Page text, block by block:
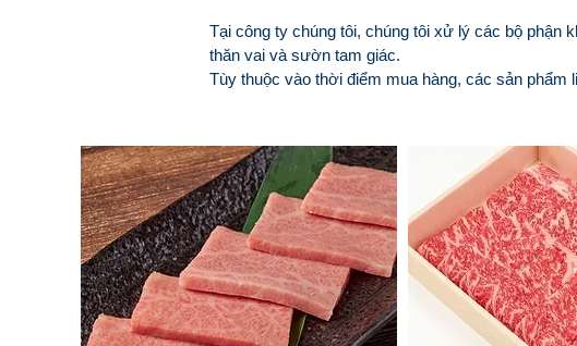
Tại công ty chúng tôi, chúng tôi xử lý các bộ phận
thăn vai và sườn tam giác.
Tùy thuộc vào thời điểm mua hàng, các sản